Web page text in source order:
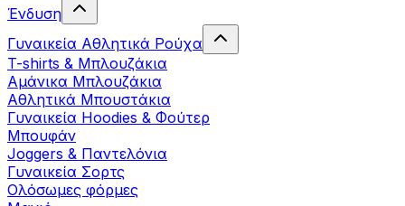
Ένδυση
Γυναικεία Αθλητικά Ρούχα
T-shirts & Μπλουζάκια
Αμάνικα Μπλουζάκια
Aθλητικά Μπουστάκια
Γυναικεία Hoodies & Φούτερ
Μπουφάν
Joggers & Παντελόνια
Γυναικεία Σορτς
Ολόσωμες φόρμες